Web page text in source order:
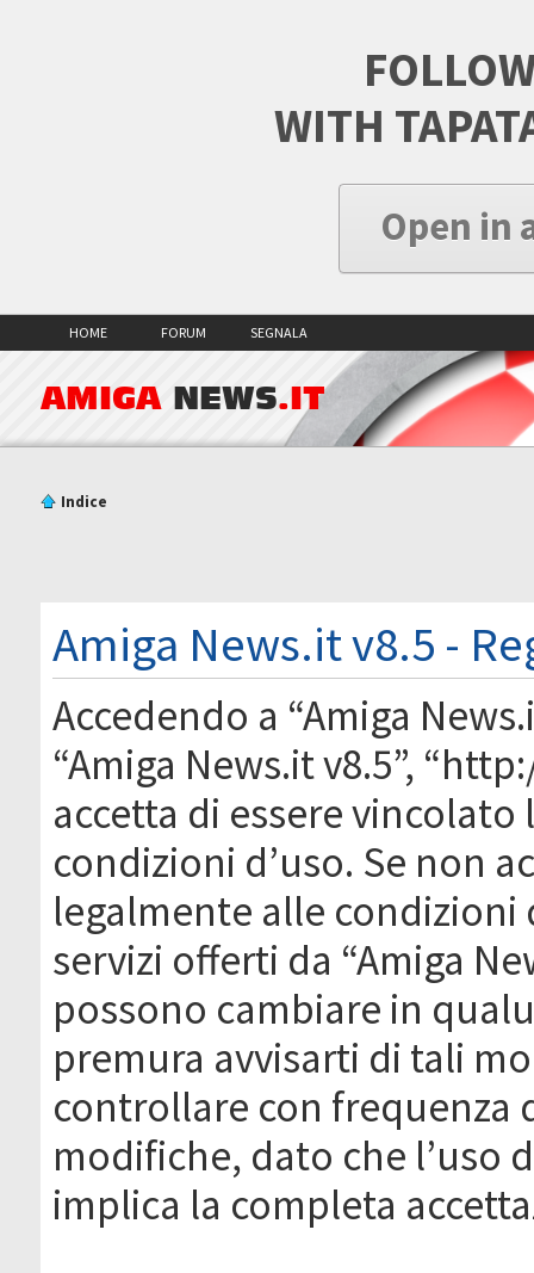
WITH
Open in
HOME FORUM SEGNALA
AMIGA NEWS.IT
Indice
Amiga News.it v8.5 -
Accedendo a “Amiga
“Amiga News.it v8.5”,
accetta di essere
condizioni d’uso. Se non
legalmente alle condizioni
servizi offerti da “Amiga
possono cambiare in
premura avvisarti di tali
controllare con frequenza
modifiche, dato che l’uso
implica la completa